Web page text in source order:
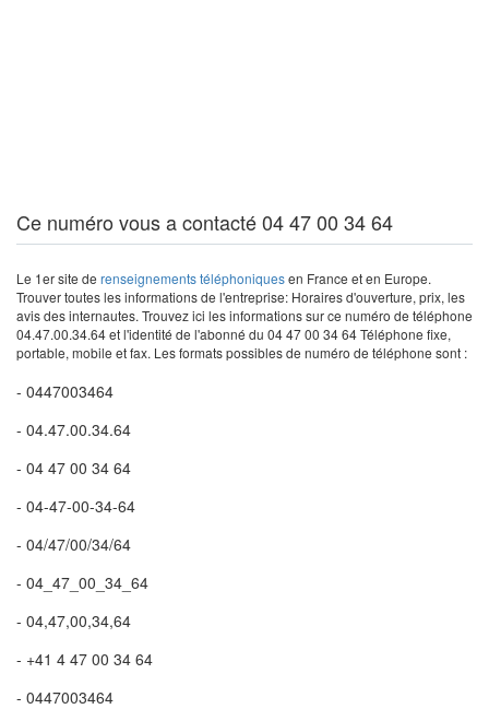
Ce numéro vous a contacté 04 47 00 34 64
Le 1er site de renseignements téléphoniquesen France et en Europe.
Trouver toutes les informations de l'entreprise: Horaires d'ouverture, prix, les
avis des internautes. Trouvez ici les informations sur ce numéro de téléphone
04.47.00.34.64 et l'identité de l'abonné du 04 47 00 34 64 Téléphone fixe,
portable, mobile et fax. Les formats possibles de numéro de téléphone sont :
- 0447003464
- 04.47.00.34.64
- 04 47 00 34 64
- 04-47-00-34-64
- 04/47/00/34/64
- 04_47_00_34_64
- 04,47,00,34,64
- +41 4 47 00 34 64
- 0447003464